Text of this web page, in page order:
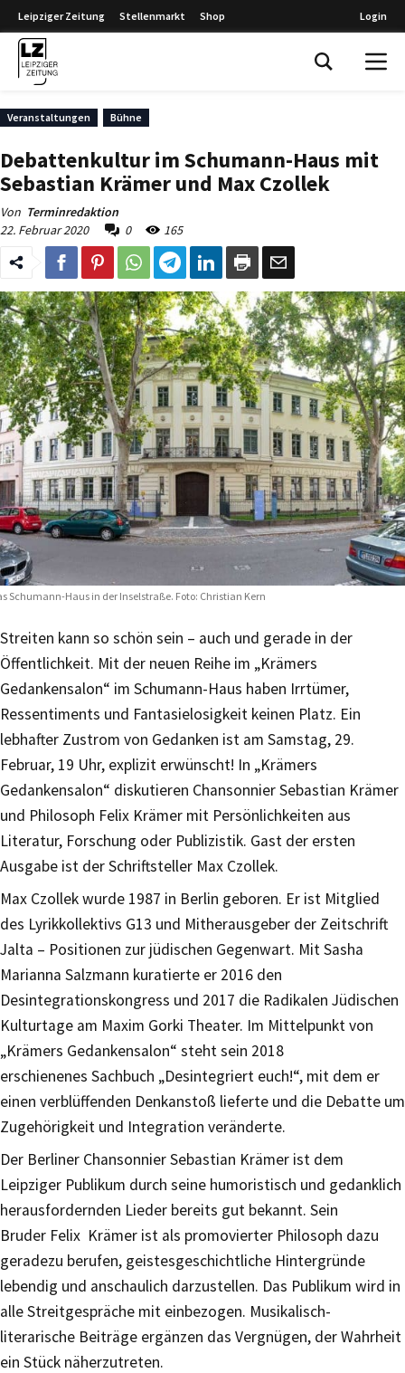
Leipziger Zeitung Stellenmarkt Shop Login
Veranstaltungen Bühne
Debattenkultur im Schumann-Haus mit
Sebastian Krämer und Max Czollek
Von Terminredaktion
22. Februar 2020
0 165
Schumann-Haus in der Inselstraße. Foto: Christian Kern
Streiten kann so schön sein – auch und gerade in der
Öffentlichkeit. Mit der neuen Reihe im „Krämers
Gedankensalon“ im Schumann-Haus haben Irrtümer,
Ressentiments und Fantasielosigkeit keinen Platz. Ein
lebhafter Zustrom von Gedanken ist am Samstag, 29.
Februar, 19 Uhr, explizit erwünscht! In „Krämers
Gedankensalon“ diskutieren Chansonnier Sebastian Krämer
und Philosoph Felix Krämer mit Persönlichkeiten aus
Literatur, Forschung oder Publizistik. Gast der ersten
Ausgabe ist der Schriftsteller Max Czollek.
Max Czollek wurde 1987 in Berlin geboren. Er ist Mitglied
des Lyrikkollektivs G13 und Mitherausgeber der Zeitschrift
Jalta – Positionen zur jüdischen Gegenwart. Mit Sasha
Marianna Salzmann kuratierte er 2016 den
Desintegrationskongress und 2017 die Radikalen Jüdischen
Kulturtage am Maxim Gorki Theater. Im Mittelpunkt von
„Krämers Gedankensalon“ steht sein 2018
erschienenes Sachbuch „Desintegriert euch!“, mit dem er
einen verblüffenden Denkanstoß lieferte und die Debatte um
Zugehörigkeit und Integration veränderte.
Der Berliner Chansonnier Sebastian Krämer ist dem
Leipziger Publikum durch seine humoristisch und gedanklich
herausfordernden Lieder bereits gut bekannt. Sein
Bruder Felix Krämer ist als promovierter Philosoph dazu
geradezu berufen, geistesgeschichtliche Hintergründe
lebendig und anschaulich darzustellen. Das Publikum wird in
alle Streitgespräche mit einbezogen. Musikalisch-
literarische Beiträge ergänzen das Vergnügen, der Wahrheit
ein Stück näherzutreten.